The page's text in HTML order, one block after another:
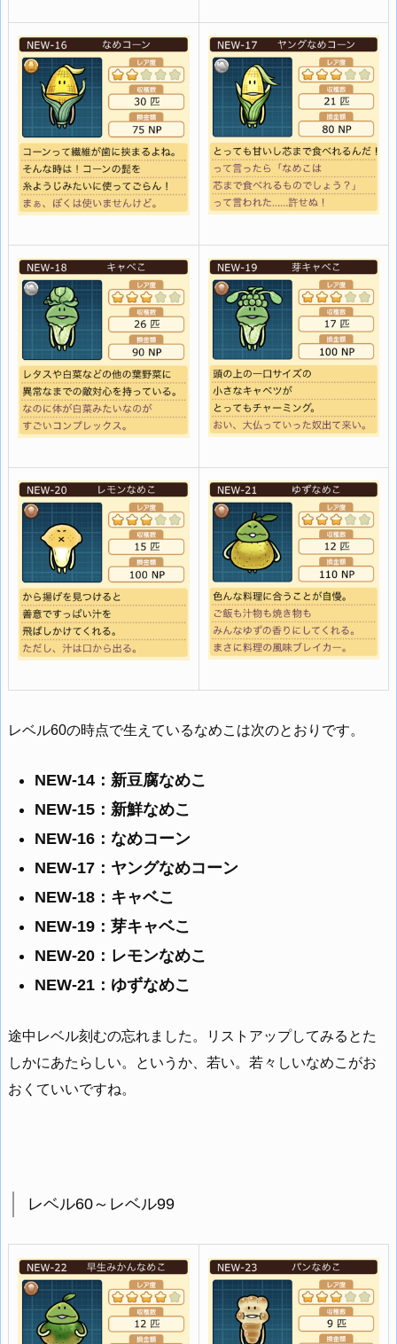
レベル60の時点で生えているなめこは次のとおりです。
NEW-14：新豆腐なめこ
NEW-15：新鮮なめこ
NEW-16：なめコーン
NEW-17：ヤングなめコーン
NEW-18：キャベこ
NEW-19：芽キャベこ
NEW-20：レモンなめこ
NEW-21：ゆずなめこ
途中レベル刻むの忘れました。リストアップしてみるとた
しかにあたらしい。というか、若い。若々しいなめこがお
おくていいですね。
レベル60～レベル99